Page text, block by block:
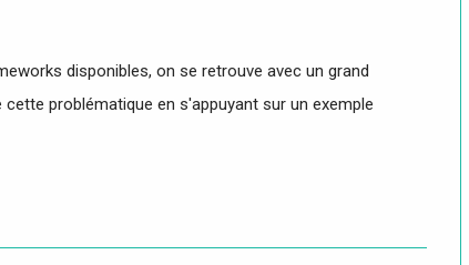
disponibles, on se retrouve avec un grand
problématique en s'appuyant sur un exemple